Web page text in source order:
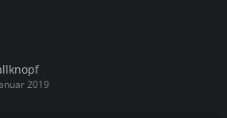
2019